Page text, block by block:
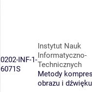
0202-INF-1-
6071S
Instytut Nauk
Informatyczno-
Technicznych
Metody
obrazu i dźwięku